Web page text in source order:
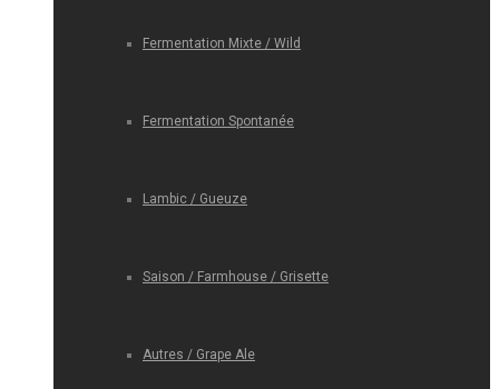
Fermentation Mixte / Wild
Fermentation Spontanée
Lambic / Gueuze
Saison / Farmhouse / Grisette
Autres / Grape Ale